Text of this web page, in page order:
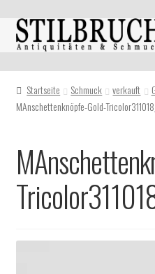
Zur
Navigation
Zum
Inhalt
Startseite Schmuck verkauft
MAnschettenknöpfe-Gold-